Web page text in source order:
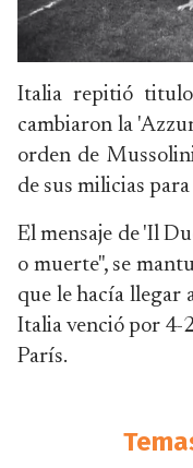
Italia repitió
cambiaron la
orden de
de sus milicias
El mensaje de 'Il
o muerte", se
que le hacía llegar
Italia venció por 4-
París.